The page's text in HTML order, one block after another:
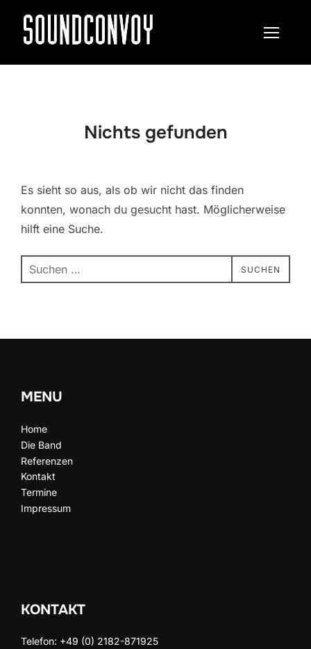
Inhalt
springen
Nichts gefunden
Es sieht so aus, als ob wir nicht das finden
konnten, wonach du gesucht hast. Möglicherweise
hilft eine Suche.
Suchen
nach:
SUCHEN
MENU
Home
Die Band
Referenzen
Kontakt
Termine
Impressum
KONTAKT
Telefon: +49 (0) 2182-871925